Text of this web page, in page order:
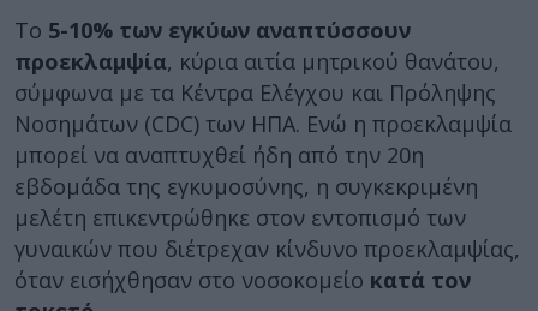
Το 5-10% των εγκύων αναπτύσσουν
προεκλαμψία, κύρια αιτία μητρικού θανάτου,
σύμφωνα με τα Κέντρα Ελέγχου και Πρόληψης
Νοσημάτων (CDC) των ΗΠΑ. Ενώ η προεκλαμψία
μπορεί να αναπτυχθεί ήδη από την 20η
εβδομάδα της εγκυμοσύνης, η συγκεκριμένη
μελέτη επικεντρώθηκε στον εντοπισμό των
γυναικών που διέτρεχαν κίνδυνο προεκλαμψίας,
όταν εισήχθησαν στο νοσοκομείο κατά τον